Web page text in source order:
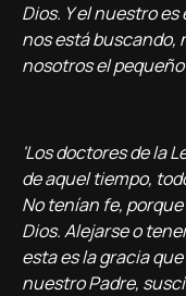
Dios. Y el nuestro
nos está buscando,
nosotros el pequeño
'Los doctores de la
de aquel tiempo,
No tení­an fe,
Dios. Alejarse o
esta es la gracia
nuestro Padre,